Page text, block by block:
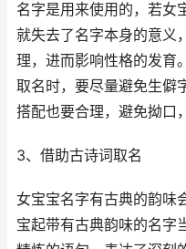
名字是用来使用的，若女
就失去了名字本身的意义
理，进而影响性格的发育
取名时，要尽量避免生僻
搭配也要合理，避免拗口
3、借助古诗词取名
女宝宝名字有古典的韵味
宝起带有古典韵味的名字